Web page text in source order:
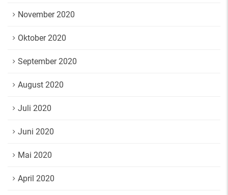
November 2020
Oktober 2020
September 2020
August 2020
Juli 2020
Juni 2020
Mai 2020
April 2020